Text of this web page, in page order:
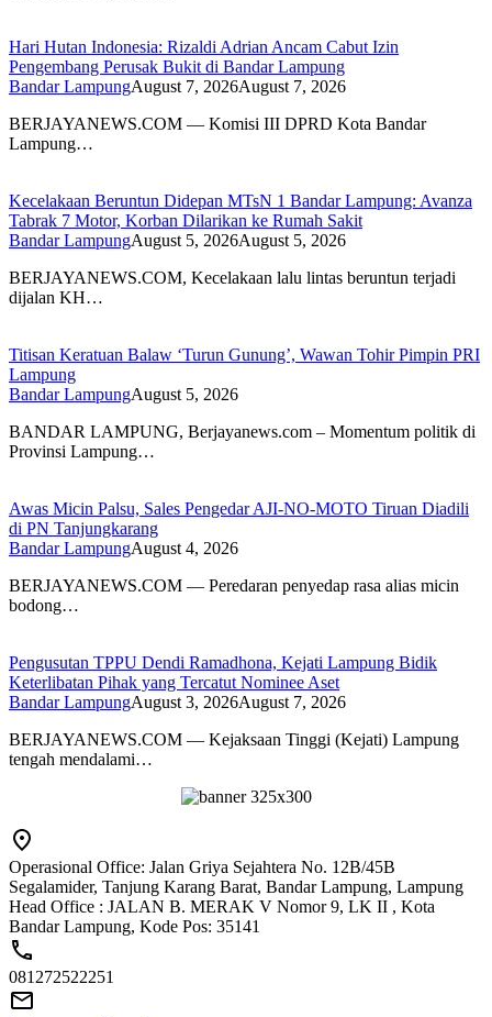
Hari Hutan Indonesia: Rizaldi Adrian Ancam Cabut Izin
Pengembang Perusak Bukit di Bandar Lampung
Bandar LampungAugust 7, 2026August 7, 2026
BERJAYANEWS.COM — Komisi III DPRD Kota Bandar
Lampung…
Kecelakaan Beruntun Didepan MTsN 1 Bandar Lampung: Avanza
Tabrak 7 Motor, Korban Dilarikan ke Rumah Sakit
Bandar LampungAugust 5, 2026August 5, 2026
BERJAYANEWS.COM, Kecelakaan lalu lintas beruntun terjadi
dijalan KH…
Titisan Keratuan Balaw ‘Turun Gunung’, Wawan Tohir Pimpin PRI
Lampung
Bandar LampungAugust 5, 2026
BANDAR LAMPUNG, Berjayanews.com – Momentum politik di
Provinsi Lampung…
Awas Micin Palsu, Sales Pengedar AJI-NO-MOTO Tiruan Diadili
di PN Tanjungkarang
Bandar LampungAugust 4, 2026
BERJAYANEWS.COM — Peredaran penyedap rasa alias micin
bodong…
Pengusutan TPPU Dendi Ramadhona, Kejati Lampung Bidik
Keterlibatan Pihak yang Tercatut Nominee Aset
Bandar LampungAugust 3, 2026August 7, 2026
BERJAYANEWS.COM — Kejaksaan Tinggi (Kejati) Lampung
tengah mendalami…
Operasional Office: Jalan Griya Sejahtera No. 12B/45B
Segalamider, Tanjung Karang Barat, Bandar Lampung, Lampung
Head Office : JALAN B. MERAK V Nomor 9, LK II , Kota
Bandar Lampung, Kode Pos: 35141
081272522251